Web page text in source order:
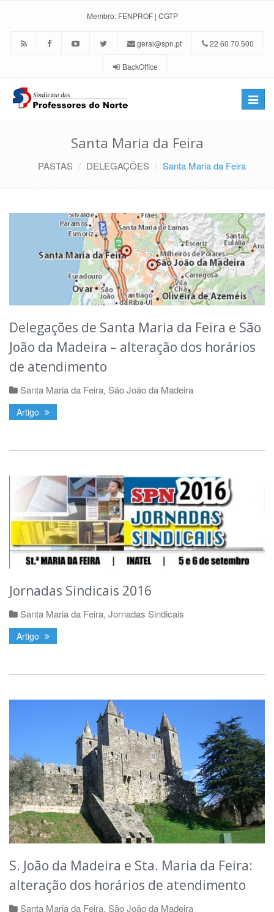
Membro: FENPROF | CGTP
geral@spn.pt 22 60 70 500
BackOffice
Toggle
Santa Maria da Feira
PASTAS DELEGAÇÕES Santa Maria da Feira
Delegações de Santa Maria da Feira e São
João da Madeira – alteração dos horários
de atendimento
Santa Maria da Feira, São João da Madeira
Artigo
Jornadas Sindicais 2016
Santa Maria da Feira, Jornadas Sindicais
Artigo
S. João da Madeira e Sta. Maria da Feira:
alteração dos horários de atendimento
Santa Maria da Feira, São João da Madeira